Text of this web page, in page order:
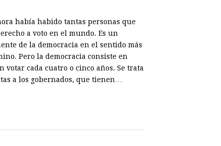
había habido tantas personas que
a voto en el mundo. Es un
de la democracia en el sentido más
Pero la democracia consiste en
votar cada cuatro o cinco años. Se trata
a los gobernados, que tienen…